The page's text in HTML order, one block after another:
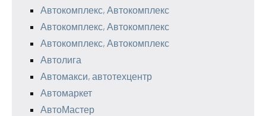
Автокомплекс, Автокомплекс
Автокомплекс, Автокомплекс
Автокомплекс, Автокомплекс
Автолига
Автомакси, автотехцентр
Автомаркет
АвтоМастер